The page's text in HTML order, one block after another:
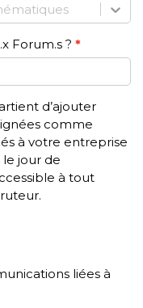
Forum.s ?
d’ajouter
comme
à votre entreprise
jour de
à tout
liées à